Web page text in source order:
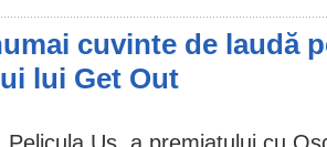
cuvinte de laudă
lui Get Out